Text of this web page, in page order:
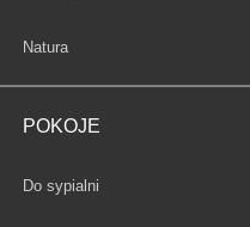
Fototapety
Natura
POKOJE
Fototapety
Do sypialni